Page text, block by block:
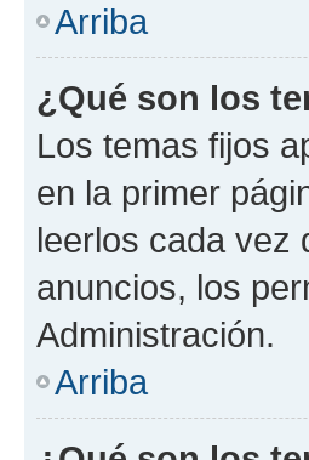
Arriba
¿Qué son los
Los temas fijos
en la primer
leerlos cada vez
anuncios, los
Administración.
Arriba